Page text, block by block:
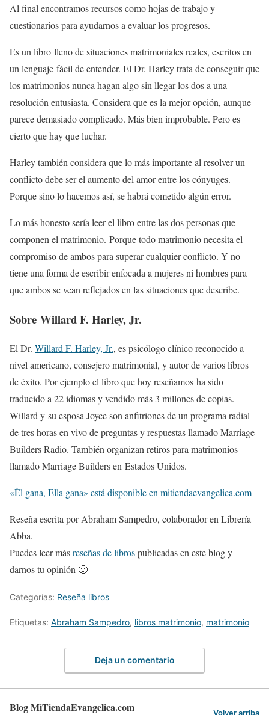
Al final encontramos recursos como hojas de trabajo y
cuestionarios para ayudarnos a evaluar los progresos.
Es un libro lleno de situaciones matrimoniales reales, escritos en
un lenguaje fácil de entender. El Dr. Harley trata de conseguir que
los matrimonios nunca hagan algo sin llegar los dos a una
resolución entusiasta. Considera que es la mejor opción, aunque
parece demasiado complicado. Más bien improbable. Pero es
cierto que hay que luchar.
Harley también considera que lo más importante al resolver un
conflicto debe ser el aumento del amor entre los cónyuges.
Porque sino lo hacemos así, se habrá cometido algún error.
Lo más honesto sería leer el libro entre las dos personas que
componen el matrimonio. Porque todo matrimonio necesita el
compromiso de ambos para superar cualquier conflicto. Y no
tiene una forma de escribir enfocada a mujeres ni hombres para
que ambos se vean reflejados en las situaciones que describe.
Sobre Willard F. Harley, Jr.
El Dr. Willard F. Harley, Jr., es psicólogo clínico reconocido a
nivel americano, consejero matrimonial, y autor de varios libros
de éxito. Por ejemplo el libro que hoy reseñamos ha sido
traducido a 22 idiomas y vendido más 3 millones de copias.
Willard y su esposa Joyce son anfitriones de un programa radial
de tres horas en vivo de preguntas y respuestas llamado Marriage
Builders Radio. También organizan retiros para matrimonios
llamado Marriage Builders en Estados Unidos.
«Él gana, Ella gana» está disponible en mitiendaevangelica.com
Reseña escrita por Abraham Sampedro, colaborador en Librería
Abba.
Puedes leer másreseñas de librospublicadas en este blog y
darnos tu opinión 🙂
Categorías: Reseña libros
Etiquetas: Abraham Sampedro, libros matrimonio, matrimonio
Deja un comentario
Blog MiTiendaEvangelica.com Volver arriba